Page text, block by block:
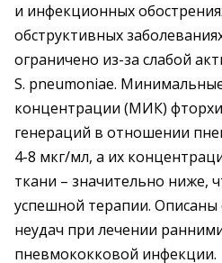
и инфекционных
обструктивных
ограничено из-за слабой
S. pneumoniae.
концентрации (МИК)
генераций в отношении
4-8 мкг/мл, а их
ткани – значительно ниже,
успешной терапии. Описаны
неудач при лечении
пневмококковой инфекции.